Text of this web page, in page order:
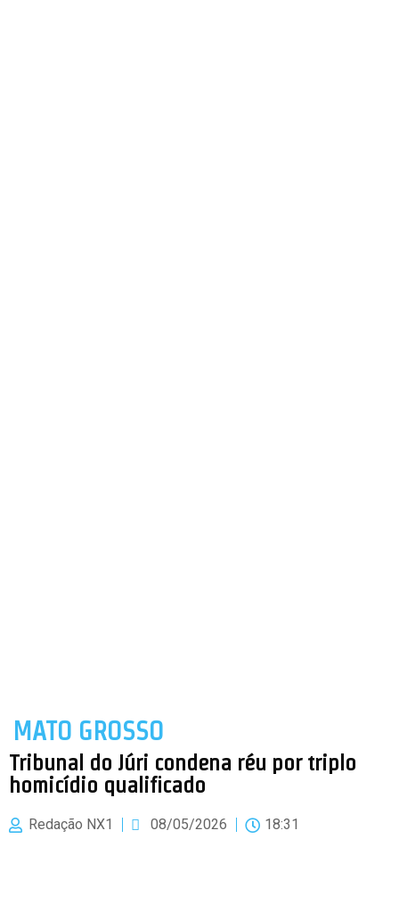
MATO GROSSO
Tribunal do Júri condena réu por triplo
homicídio qualificado
Redação NX1 08/05/2026 18:31